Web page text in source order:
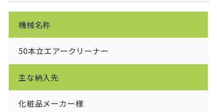
機械名称
50本立エアークリーナー
主な納入先
化粧品メーカー様